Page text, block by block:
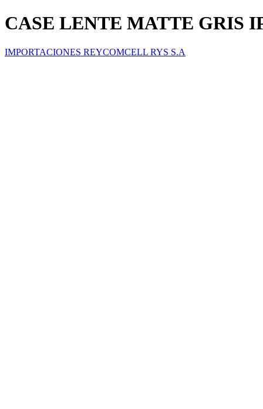
CASE LENTE MATTE GRIS
IMPORTACIONES REYCOMCELL RYS S.A